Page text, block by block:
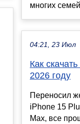
многих
04:21, 23 Июл
Как
2026 году
Переносил
iPhone 15
Max, все